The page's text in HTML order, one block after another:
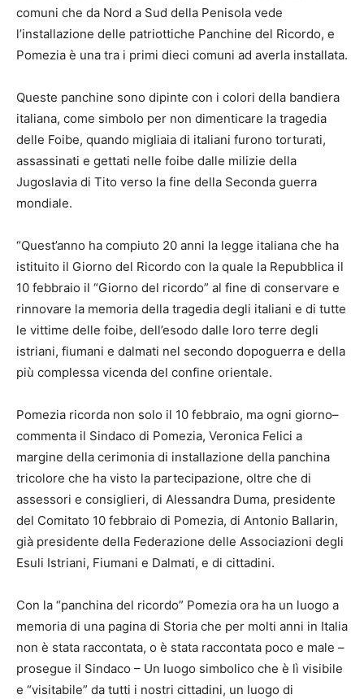
comuni che da Nord a Sud della Penisola vede
l’installazione delle patriottiche Panchine del Ricordo, e
Pomezia è una tra i primi dieci comuni ad averla installata.
Queste panchine sono dipinte con i colori della bandiera
italiana, come simbolo per non dimenticare la tragedia
delle Foibe, quando migliaia di italiani furono torturati,
assassinati e gettati nelle foibe dalle milizie della
Jugoslavia di Tito verso la fine della Seconda guerra
mondiale.
“Quest’anno ha compiuto 20 anni la legge italiana che ha
istituito il Giorno del Ricordo con la quale la Repubblica il
10 febbraio il “Giorno del ricordo” al fine di conservare e
rinnovare la memoria della tragedia degli italiani e di tutte
le vittime delle foibe, dell’esodo dalle loro terre degli
istriani, fiumani e dalmati nel secondo dopoguerra e della
più complessa vicenda del confine orientale.
Pomezia ricorda non solo il 10 febbraio, ma ogni giorno–
commenta il Sindaco di Pomezia, Veronica Felici a
margine della cerimonia di installazione della panchina
tricolore che ha visto la partecipazione, oltre che di
assessori e consiglieri, di Alessandra Duma, presidente
del Comitato 10 febbraio di Pomezia, di Antonio Ballarin,
già presidente della Federazione delle Associazioni degli
Esuli Istriani, Fiumani e Dalmati, e di cittadini.
Con la “panchina del ricordo” Pomezia ora ha un luogo a
memoria di una pagina di Storia che per molti anni in Italia
non è stata raccontata, o è stata raccontata poco e male –
prosegue il Sindaco – Un luogo simbolico che è lì visibile
e “visitabile” da tutti i nostri cittadini, un luogo di